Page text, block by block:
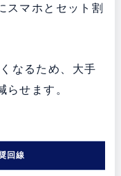
スマホとセット割
なるため、大手
らせます。
回線